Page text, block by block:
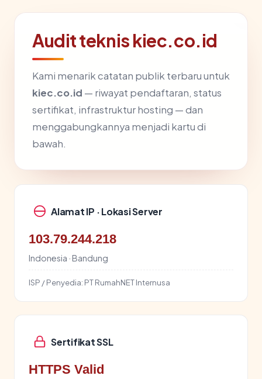
Audit teknis kiec.co.id
Kami menarik catatan publik terbaru untuk
kiec.co.id — riwayat pendaftaran, status
sertifikat, infrastruktur hosting — dan
menggabungkannya menjadi kartu di
bawah.
Alamat IP · Lokasi Server
103.79.244.218
Indonesia · Bandung
ISP / Penyedia: PT RumahNET Internusa
Sertifikat SSL
HTTPS Valid